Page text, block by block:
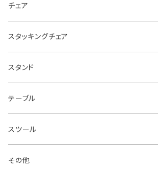
チェア
スタッキングチェア
スタンド
テーブル
スツール
その他